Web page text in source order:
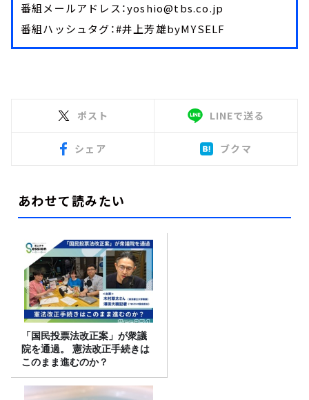
番組メールアドレス：yoshio@tbs.co.jp
番組ハッシュタグ：#井上芳雄byMYSELF
ポスト LINEで送る
シェア ブクマ
あわせて読みたい
「国民投票法改正案」が衆議
院を通過。 憲法改正手続きは
このまま進むのか？